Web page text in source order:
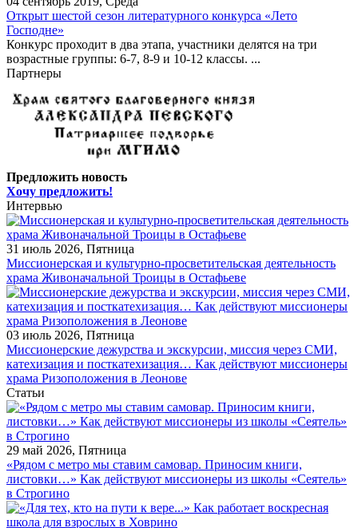
Открыт шестой сезон литературного конкурса «Лето
Господне»
Конкурс проходит в два этапа, участники делятся на три
возрастные группы: 6-7, 8-9 и 10-12 классы. ...
Партнеры
Предложить новость
Хочу предложить!
Интервью
31 июль 2026, Пятница
Миссионерская и культурно-просветительская деятельность
храма Живоначальной Троицы в Остафьеве
03 июль 2026, Пятница
Миссионерские дежурства и экскурсии, миссия через СМИ,
катехизация и посткатехизация… Как действуют миссионеры
храма Ризоположения в Леонове
Статьи
29 май 2026, Пятница
«Рядом с метро мы ставим самовар. Приносим книги,
листовки…» Как действуют миссионеры из школы «Сеятель»
в Строгино